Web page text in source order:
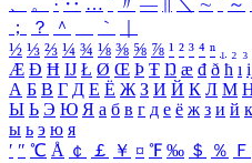
、
。 · ‥ … ¨ 〃 ― ＼ ∼ ´ ～
；
？ ＾ ｀
½ ⅓ ⅔ ¼ ¾ ⅛ ⅜ ⅝ ⅞ ¹ ² ³ ⁴ ⁿ ₁ ₂ ₃
Æ Ð Ħ Ĳ Ł Ø Œ Þ Ŧ Ŋ æ đ ð ħ ı
А Б В Г Д Е Ё Ж З И Й К Л М
Ы Ь Э Ю Я а б в г д е ё ж з и й к
ы ь э ю я
′ ″ ℃ Å ￠ ￡ ￥ ¤ ℉ ‰ ＄ ％ Ｆ